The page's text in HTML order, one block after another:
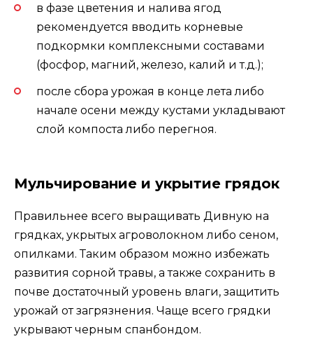
в фазе цветения и налива ягод
рекомендуется вводить корневые
подкормки комплексными составами
(фосфор, магний, железо, калий и т.д.);
после сбора урожая в конце лета либо
начале осени между кустами укладывают
слой компоста либо перегноя.
Мульчирование и укрытие грядок
Правильнее всего выращивать Дивную на
грядках, укрытых агроволокном либо сеном,
опилками. Таким образом можно избежать
развития сорной травы, а также сохранить в
почве достаточный уровень влаги, защитить
урожай от загрязнения. Чаще всего грядки
укрывают черным спанбондом.